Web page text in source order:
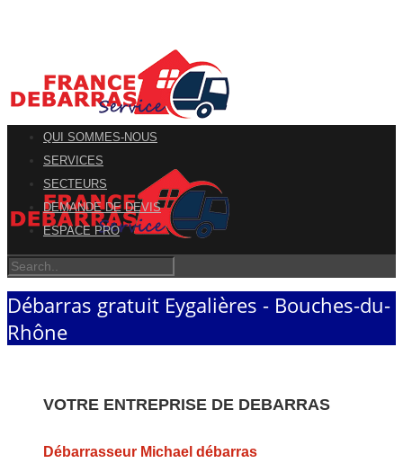
QUI SOMMES-NOUS
SERVICES
SECTEURS
DEMANDE DE DEVIS
ESPACE PRO
Débarras gratuit Eygalières - Bouches-du-
Rhône
VOTRE ENTREPRISE DE DEBARRAS
Débarrasseur Michael débarras